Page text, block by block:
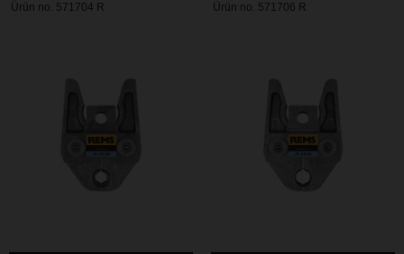
Ürün no. 571704 R
Ürün no. 571706 R